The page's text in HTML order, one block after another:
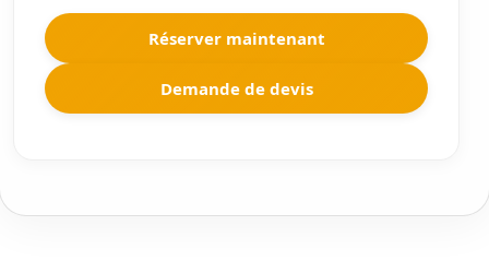
Réserver maintenant
Demande de devis